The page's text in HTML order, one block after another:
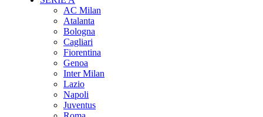
AC Milan
Atalanta
Bologna
Cagliari
Fiorentina
Genoa
Inter Milan
Lazio
Napoli
Juventus